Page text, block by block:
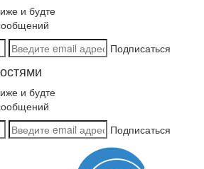
и будте
Подписаться
и будте
Подписаться